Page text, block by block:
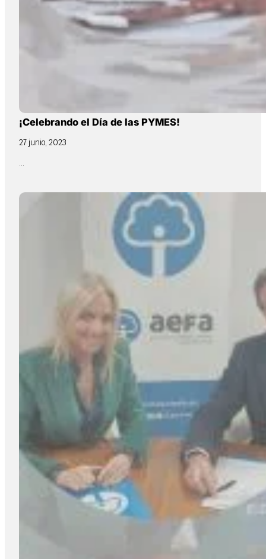
¡Celebrando el Día de las PYMES!
27 junio, 2023
...